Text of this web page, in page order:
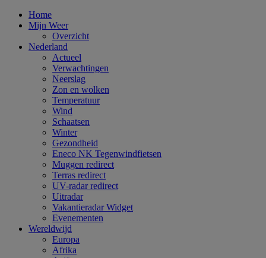
Home
Mijn Weer
Overzicht
Nederland
Actueel
Verwachtingen
Neerslag
Zon en wolken
Temperatuur
Wind
Schaatsen
Winter
Gezondheid
Eneco NK Tegenwindfietsen
Muggen redirect
Terras redirect
UV-radar redirect
Uitradar
Vakantieradar Widget
Evenementen
Wereldwijd
Europa
Afrika